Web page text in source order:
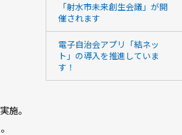
施。
「射水市未来創生会議」が開
催されます
電子自治会アプリ「結ネッ
ト」の導入を推進していま
す！